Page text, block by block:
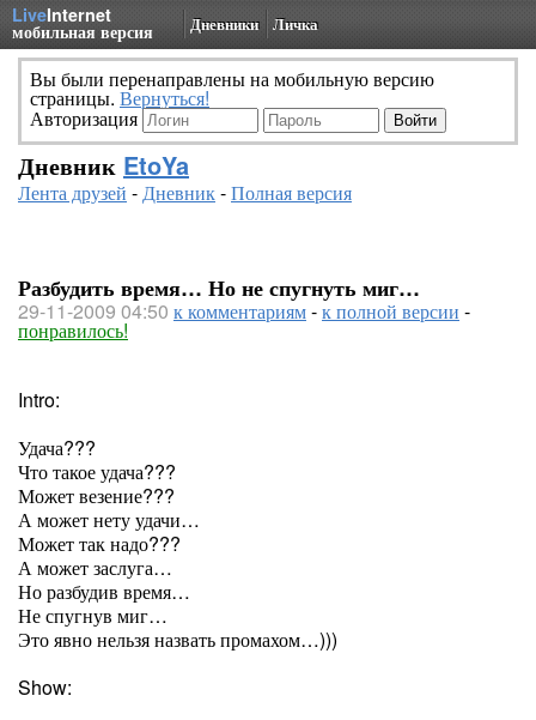
LiveInternet
мобильная версия Дневники Личка
Вы были перенаправлены на мобильную версию
страницы. Вернуться!
Авторизация
Дневник EtoYa
Лента друзей -Дневник-Полная версия
Разбудить время… Но не спугнуть миг…
29-11-2009 04:50 к комментариям-к полной версии -
понравилось!
Intro:
Удача???
Что такое удача???
Может везение???
А может нету удачи…
Может так надо???
А может заслуга…
Но разбудив время…
Не спугнув миг…
Это явно нельзя назвать промахом…)))
Show: